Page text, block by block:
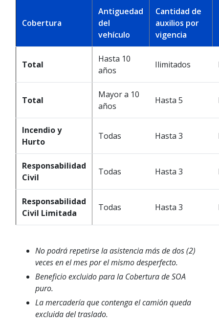
Cobertura
Antiguedad
del
vehículo
Cantidad de
auxilios por
vigencia
Total
Hasta 10
años
Ilimitados
Total
Mayor a 10
años
Hasta 5
Incendio y
Hurto
Todas Hasta 3
Responsabilidad
Civil
Todas Hasta 3
Responsabilidad
Civil Limitada
Todas Hasta 3
No podrá repetirse la asistencia más de dos (2)
veces en el mes por el mismo desperfecto.
Beneficio excluido para la Cobertura de SOA
puro.
La mercadería que contenga el camión queda
excluida del traslado.